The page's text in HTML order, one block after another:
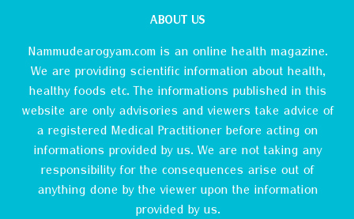
ABOUT US
Nammudearogyam.com is an online health magazine.
We are providing scientific information about health,
healthy foods etc. The informations published in this
website are only advisories and viewers take advice of
a registered Medical Practitioner before acting on
informations provided by us. We are not taking any
responsibility for the consequences arise out of
anything done by the viewer upon the information
provided by us.